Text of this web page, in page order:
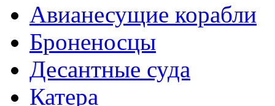
Авианесущие корабли
Броненосцы
Десантные суда
Катера